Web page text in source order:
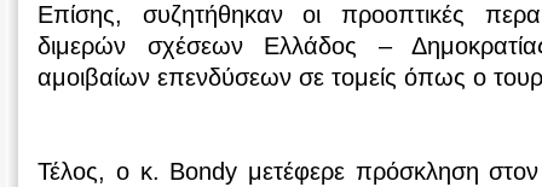
Επίσης, συζητήθηκαν οι προοπτικές
διμερών σχέσεων Ελλάδος –
αμοιβαίων επενδύσεων σε τομείς όπως ο
Τέλος, ο κ. Bondy μετέφερε πρόσκληση